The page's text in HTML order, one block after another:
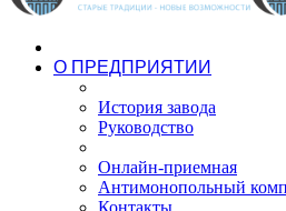
О ПРЕДПРИЯТИИ
История завода
Руководство
Онлайн-приемная
Антимонопольный
Контакты